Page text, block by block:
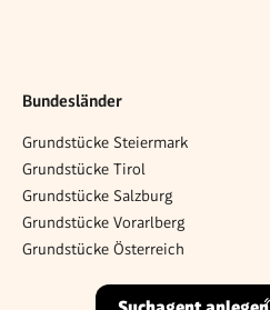
Bundesländer
Grundstücke Steiermark
Grundstücke Tirol
Grundstücke Salzburg
Grundstücke Vorarlberg
Grundstücke Österreich